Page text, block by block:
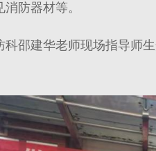
防器材等。
科邵建华老师现场指导师